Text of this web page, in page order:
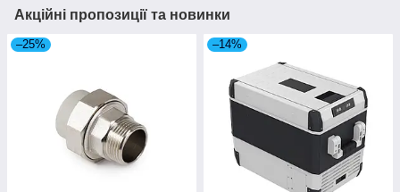
Акційні пропозиції та новинки
–25% –14%